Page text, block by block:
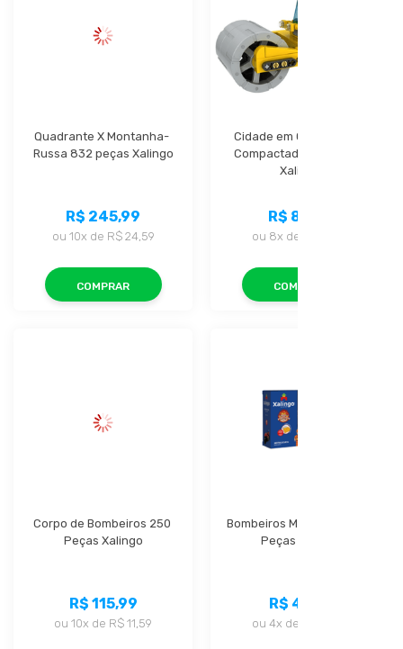
Quadrante X Montanha-
Russa 832 peças Xalingo
R$ 245,99
ou 10x de R$ 24,59
COMPRAR
Cidade em Obras - Rolo
Compactador 67 Peças
Xalingo
R$ 83,99
ou 8x de
COMPRAR
Corpo de Bombeiros 250
Peças Xalingo
R$ 115,99
ou 10x de R$ 11,59
Bombeiros Motocicleta 60
Peças Xalingo
R$ 41,99
ou 4x de